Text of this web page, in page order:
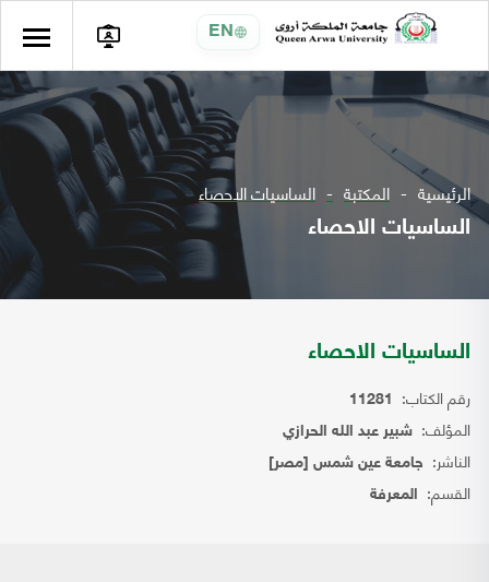
EN
الرئيسية المكتبة الساسيات الاحصاء
الساسيات الاحصاء
الساسيات الاحصاء
رقم الكتاب: 11281
المؤلف: شبير عبد الله الحرازي
الناشر: جامعة عين شمس [مصر]
القسم: المعرفة